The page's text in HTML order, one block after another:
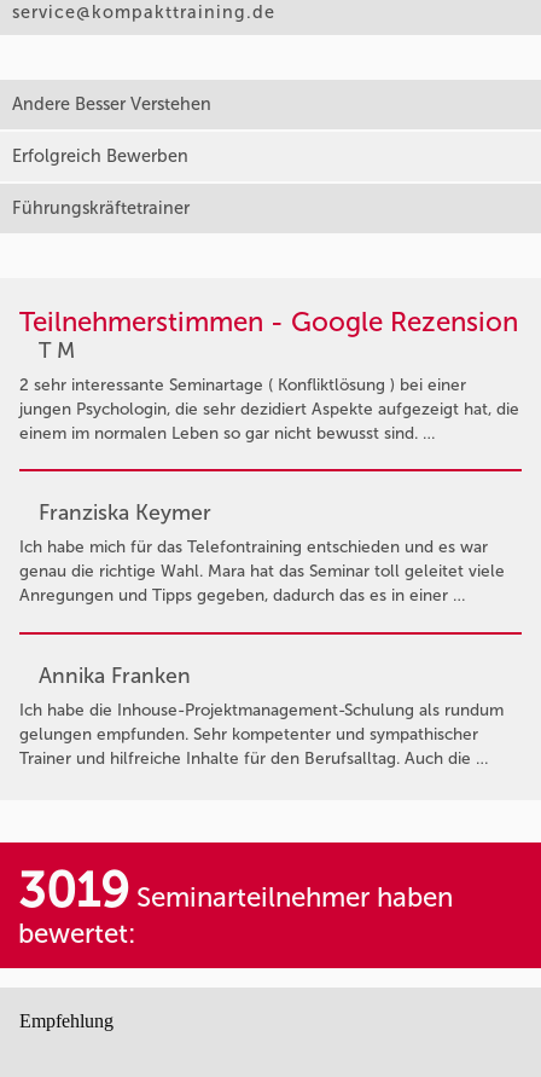
service@kompakttraining.de
Andere Besser Verstehen
Erfolgreich Bewerben
Führungskräftetrainer
Teilnehmerstimmen - Google Rezension
T M
2 sehr interessante Seminartage ( Konfliktlösung ) bei einer
jungen Psychologin, die sehr dezidiert Aspekte aufgezeigt hat, die
einem im normalen Leben so gar nicht bewusst sind. …
Franziska Keymer
Ich habe mich für das Telefontraining entschieden und es war
genau die richtige Wahl. Mara hat das Seminar toll geleitet viele
Anregungen und Tipps gegeben, dadurch das es in einer …
Annika Franken
Ich habe die Inhouse-Projektmanagement-Schulung als rundum
gelungen empfunden. Sehr kompetenter und sympathischer
Trainer und hilfreiche Inhalte für den Berufsalltag. Auch die …
3019 Seminarteilnehmer haben
bewertet:
Empfehlung